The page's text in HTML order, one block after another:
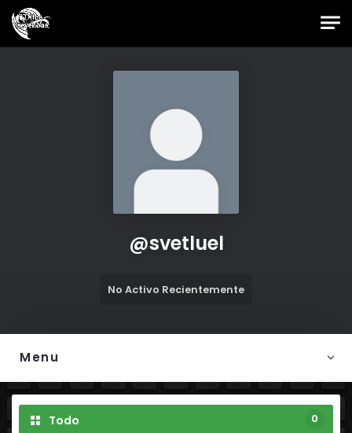
Skip to main content
Foro Oficial JES
@svetluel
No Activo Recientemente
Menu
Todo 0